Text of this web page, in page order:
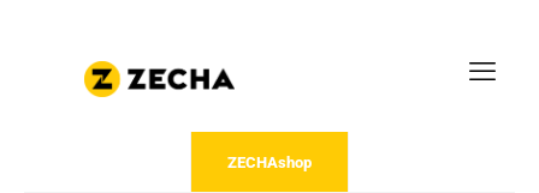
ZECHAshop